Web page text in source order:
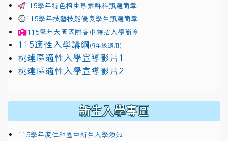
115學年特色招生專業群科甄選簡章
115學年技藝技能優良學生甄選簡章
115學年大園國際高中特招入學簡章
115適性入學講綱 (9年級適用)
link to https://docs.google.com/presentation/d/
桃連區適性入學宣導影片1
link to https://docs.google.com/presentation/d/
桃連區適性入學宣導影片2
新生入學專區
115學年度仁和國中新生入學須知